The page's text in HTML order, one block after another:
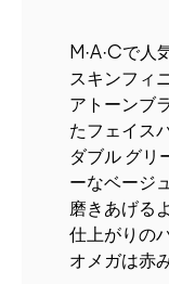
M·A·Cで人
スキンフィ
アトーンブ
たフェイス
ダブル グリ
ーなベージ
磨きあげる
仕上がりの
オメガは赤